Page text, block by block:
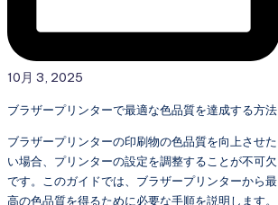
10月 3, 2025
ブラザープリンターで最適な色品質を達成する方法
ブラザープリンターの印刷物の色品質を向上させた
い場合、プリンターの設定を調整することが不可欠
です。このガイドでは、ブラザープリンターから最
高の色品質を得るために必要な手順を説明します。